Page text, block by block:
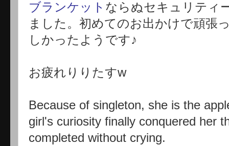
ブランケット ならぬセキュリティ
ました。初めてのお出かけで頑張
しかったようです♪
お疲れりりたすw
Because of singleton, she is the
girl's curiosity finally conquered her
completed without crying.